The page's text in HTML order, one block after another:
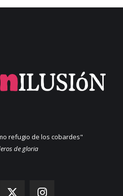
refugio de los cobardes"
de gloria